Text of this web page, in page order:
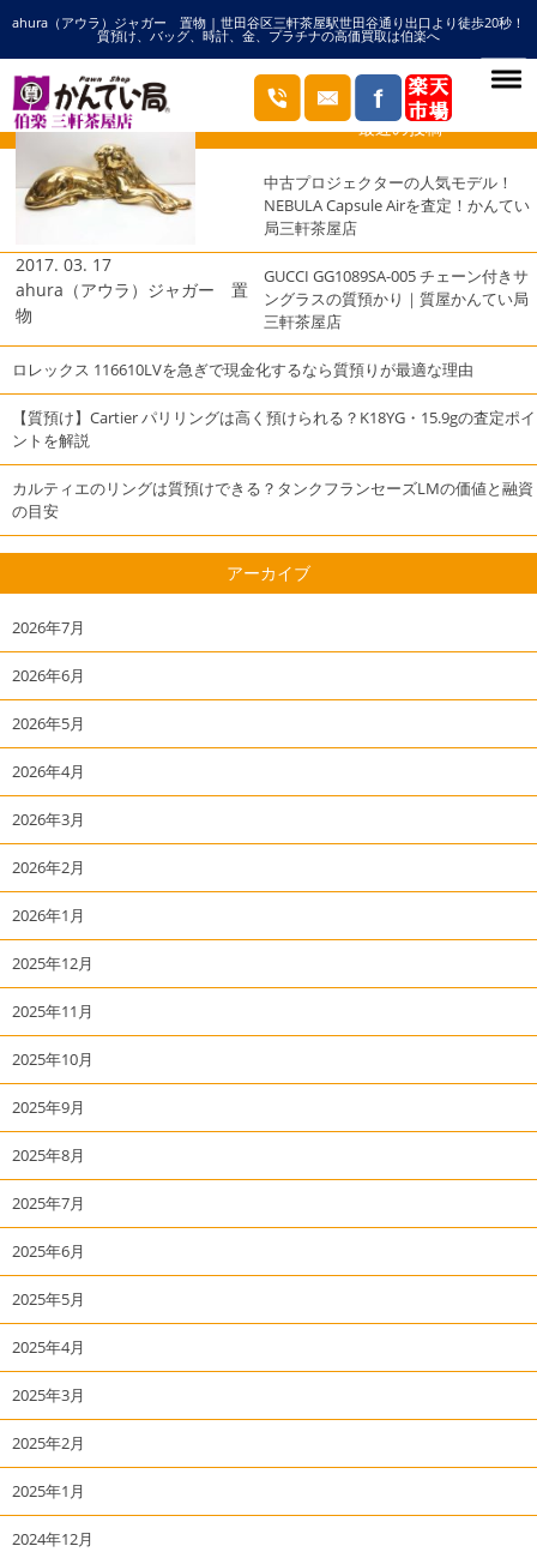
ahura（アウラ）ジャガー 置物 | 世田谷区三軒茶屋駅世田谷通り出口より徒歩20秒！
質預け、バッグ、時計、金、プラチナの高価買取は伯楽へ
HOME アウラの記事一覧
ブログ
2017. 03. 17
ahura（アウラ）ジャガー 置
物
最近の投稿
中古プロジェクターの人気モデル！
NEBULA Capsule Airを査定！かんてい
局三軒茶屋店
GUCCI GG1089SA-005 チェーン付きサ
ングラスの質預かり｜質屋かんてい局
三軒茶屋店
ロレックス 116610LVを急ぎで現金化するなら質預りが最適な理由
【質預け】Cartier パリリングは高く預けられる？K18YG・15.9gの査定ポイ
ントを解説
カルティエのリングは質預けできる？タンクフランセーズLMの価値と融資
の目安
アーカイブ
2026年7月
2026年6月
2026年5月
2026年4月
2026年3月
2026年2月
2026年1月
2025年12月
2025年11月
2025年10月
2025年9月
2025年8月
2025年7月
2025年6月
2025年5月
2025年4月
2025年3月
2025年2月
2025年1月
2024年12月